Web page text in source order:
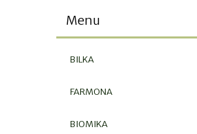
Menu
BILKA
FARMONA
BIOMIKA